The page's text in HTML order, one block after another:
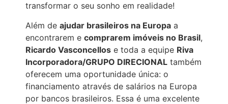
transformar o seu sonho em realidade!
Além de ajudar brasileiros na Europa a
encontrarem e comprarem imóveis no Brasil,
Ricardo Vasconcellos e toda a equipe Riva
Incorporadora/GRUPO DIRECIONAL também
oferecem uma oportunidade única: o
financiamento através de salários na Europa
por bancos brasileiros. Essa é uma excelente